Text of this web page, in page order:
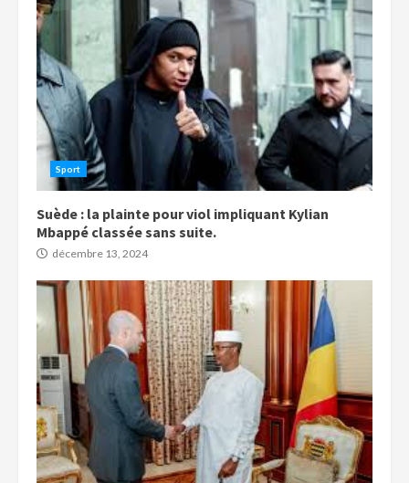
Sport
Suède : la plainte pour viol impliquant Kylian
Mbappé classée sans suite.
décembre 13, 2024